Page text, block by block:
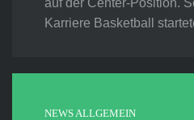
Karriere Basketball
NEWS ALLGEMEIN